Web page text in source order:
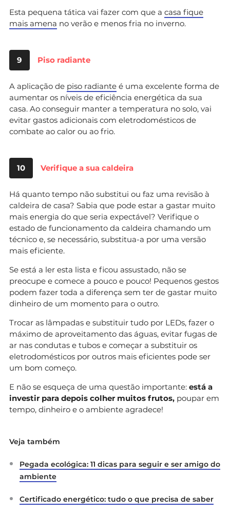
Esta pequena tática vai fazer com que a casa fique
mais amena no verão e menos fria no inverno.
9 Piso radiante
A aplicação de piso radiante é uma excelente forma de
aumentar os níveis de eficiência energética da sua
casa. Ao conseguir manter a temperatura no solo, vai
evitar gastos adicionais com eletrodomésticos de
combate ao calor ou ao frio.
10 Verifique a sua caldeira
Há quanto tempo não substitui ou faz uma revisão à
caldeira de casa? Sabia que pode estar a gastar muito
mais energia do que seria expectável? Verifique o
estado de funcionamento da caldeira chamando um
técnico e, se necessário, substitua-a por uma versão
mais eficiente.
Se está a ler esta lista e ficou assustado, não se
preocupe e comece a pouco e pouco! Pequenos gestos
podem fazer toda a diferença sem ter de gastar muito
dinheiro de um momento para o outro.
Trocar as lâmpadas e substituir tudo por LEDs, fazer o
máximo de aproveitamento das águas, evitar fugas de
ar nas condutas e tubos e começar a substituir os
eletrodomésticos por outros mais eficientes pode ser
um bom começo.
E não se esqueça de uma questão importante: está a
investir para depois colher muitos frutos, poupar em
tempo, dinheiro e o ambiente agradece!
Veja também
Pegada ecológica: 11 dicas para seguir e ser amigo do
ambiente
Certificado energético: tudo o que precisa de saber